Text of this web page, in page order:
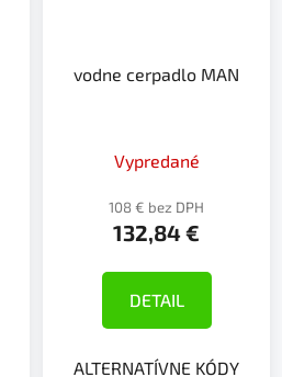
vodne cerpadlo MAN
Vypredané
108 € bez DPH
132,84 €
DETAIL
ALTERNATÍVNE KÓDY